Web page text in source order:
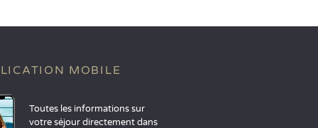
MOBILE
Toutes les informations sur
votre séjour directement dans